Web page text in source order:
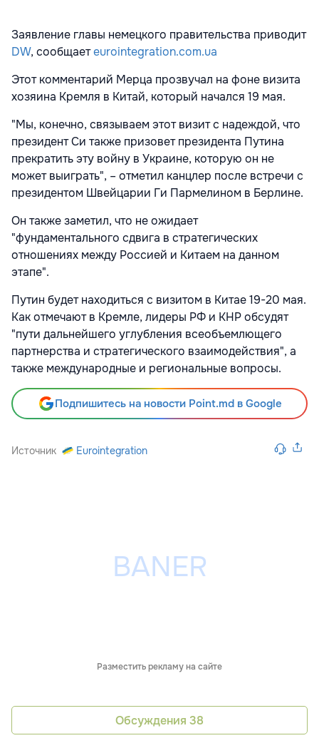
Заявление главы немецкого правительства приводит
DW, сообщаетeurointegration.com.ua
Этот комментарий Мерца прозвучал на фоне визита
хозяина Кремля в Китай, который начался 19 мая.
"Мы, конечно, связываем этот визит с надеждой, что
президент Си также призовет президента Путина
прекратить эту войну в Украине, которую он не
может выиграть", – отметил канцлер после встречи с
президентом Швейцарии Ги Пармелином в Берлине.
Он также заметил, что не ожидает
"фундаментального сдвига в стратегических
отношениях между Россией и Китаем на данном
этапе".
Путин будет находиться с визитом в Китае 19-20 мая.
Как отмечают в Кремле, лидеры РФ и КНР обсудят
"пути дальнейшего углубления всеобъемлющего
партнерства и стратегического взаимодействия", а
также международные и региональные вопросы.
Подпишитесь на новости Point.md в Google
Источник Eurointegration
Разместить рекламу на сайте
Обсуждения 38